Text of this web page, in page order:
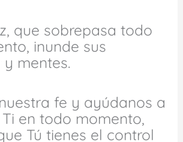
que sobrepasa todo
inunde sus
mentes.
fe y ayúdanos a
en todo momento,
Tú tienes el control